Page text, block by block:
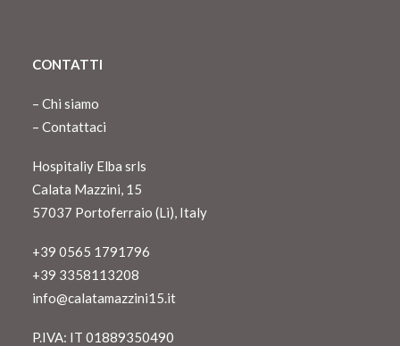
CONTATTI
– Chi siamo
– Contattaci
Hospitaliy Elba srls
Calata Mazzini, 15
57037 Portoferraio (Li), Italy
+39 0565 1791796
+39 3358113208
info@calatamazzini15.it
P.IVA: IT 01889350490